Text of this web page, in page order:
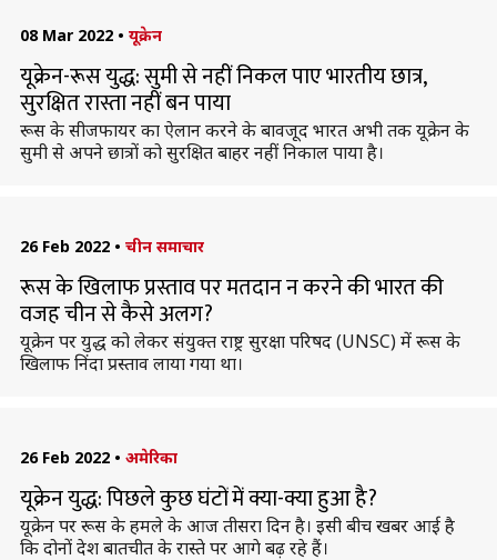
08 Mar 2022 • यूक्रेन
यूक्रेन-रूस युद्ध: सुमी से नहीं निकल पाए भारतीय छात्र,
सुरक्षित रास्ता नहीं बन पाया
रूस के सीजफायर का ऐलान करने के बावजूद भारत अभी तक यूक्रेन के
सुमी से अपने छात्रों को सुरक्षित बाहर नहीं निकाल पाया है।
26 Feb 2022 • चीन समाचार
रूस के खिलाफ प्रस्ताव पर मतदान न करने की भारत की
वजह चीन से कैसे अलग?
यूक्रेन पर युद्ध को लेकर संयुक्त राष्ट्र सुरक्षा परिषद (UNSC) में रूस के
खिलाफ निंदा प्रस्ताव लाया गया था।
26 Feb 2022 • अमेरिका
यूक्रेन युद्ध: पिछले कुछ घंटों में क्या-क्या हुआ है?
यूक्रेन पर रूस के हमले के आज तीसरा दिन है। इसी बीच खबर आई है
कि दोनों देश बातचीत के रास्ते पर आगे बढ़ रहे हैं।